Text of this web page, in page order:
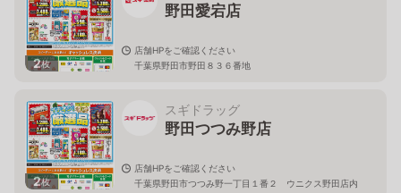
2枚
野田愛宕店
店舗HPをご確認ください
千葉県野田市野田８３６番地
2枚
スギドラッグ
野田つつみ野店
店舗HPをご確認ください
千葉県野田市つつみ野一丁目１番２ ウニクス野田店内